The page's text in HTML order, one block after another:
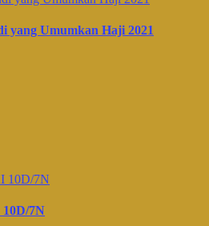
yang Umumkan Haji 2021
7N